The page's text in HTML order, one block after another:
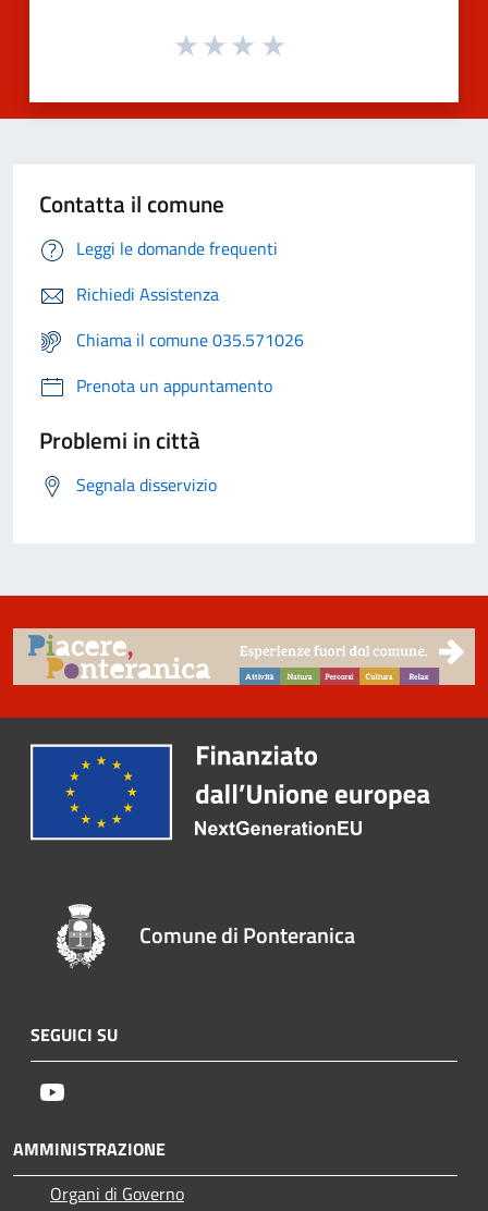
Contatta il comune
Leggi le domande frequenti
Richiedi Assistenza
Chiama il comune 035.571026
Prenota un appuntamento
Problemi in città
Segnala disservizio
Comune di Ponteranica
SEGUICI SU
AMMINISTRAZIONE
Organi di Governo